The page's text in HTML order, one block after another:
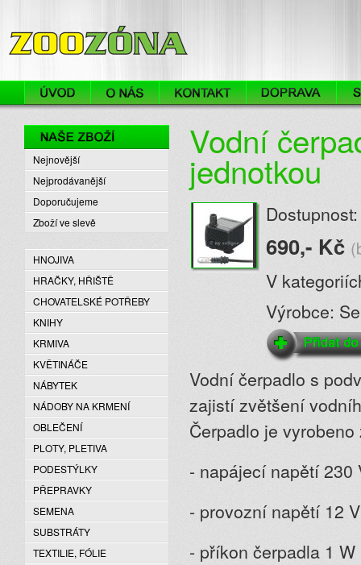
Vodní
jednotkou
690,- Kč
V
Výrobce:
Vodní čerpadlo s
zajistí zvětšení
Čerpadlo je
- napájecí napětí 230
- provozní napětí 12 V
- příkon čerpadla 1 W
Naše zboží
Nejnovější
Nejprodávanější
Doporučujeme
Zboží ve slevě
HNOJIVA
HRAČKY, HŘIŠTĚ
CHOVATELSKÉ POTŘEBY
KNIHY
KRMIVA
KVĚTINÁČE
NÁBYTEK
NÁDOBY NA KRMENÍ
OBLEČENÍ
PLOTY, PLETIVA
PODESTÝLKY
PŘEPRAVKY
SEMENA
SUBSTRÁTY
TEXTILIE, FÓLIE